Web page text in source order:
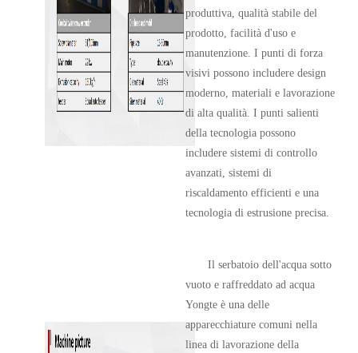
produttiva, qualità stabile del
prodotto, facilità d'uso e
manutenzione. I punti di forza
visivi possono includere design
moderno, materiali e lavorazione
di alta qualità. I punti salienti
della tecnologia possono
includere sistemi di controllo
avanzati, sistemi di
riscaldamento efficienti e una
tecnologia di estrusione precisa.
Il serbatoio dell'acqua sotto
vuoto e raffreddato ad acqua
Yongte è una delle
apparecchiature comuni nella
linea di lavorazione della